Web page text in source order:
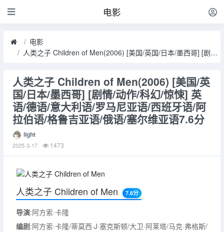
电影
电影
人类之子 Children of Men(2006) [美国/英国/日本/墨西哥] [剧情/动作/科幻/惊悚] 英语/德语/意大利语/罗马尼亚语/西班牙语/阿拉伯语/格鲁吉亚语/俄语/塞尔维亚语7.6分
人类之子 Children of Men(2006) [美国/英
国/日本/墨西哥] [剧情/动作/科幻/惊悚] 英
语/德语/意大利语/罗马尼亚语/西班牙语/阿
拉伯语/格鲁吉亚语/俄语/塞尔维亚语7.6分
light
2025-3-17 1473
人类之子 Children of Men 7.6分
导演:阿方索·卡隆
编剧:阿方索·卡隆/蒂莫西·J·塞克斯顿/大卫·阿莱塔/马克·弗格斯/